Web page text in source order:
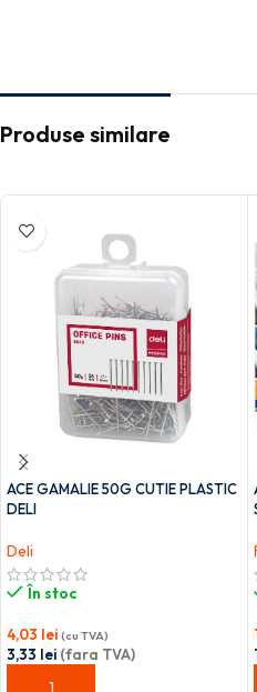
Produse similare
ACE GAMALIE 50G CUTIE PLASTIC
DELI
Deli
În stoc
4,03 lei (cu TVA)
3,33 lei (fara TVA)
ADAUGĂ ÎN COȘ